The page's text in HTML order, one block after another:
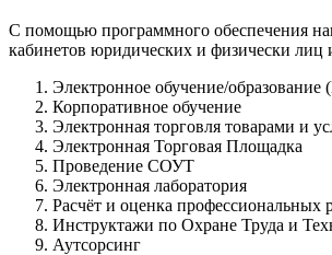
С помощью программного обеспечения
кабинетов юридических и физически лиц
Электронное обучение/образование
Корпоративное обучение
Электронная торговля товарами и
Электронная Торговая Площадка
Проведение СОУТ
Электронная лаборатория
Расчёт и оценка профессиональных
Инструктажи по Охране Труда и
Аутсорсинг